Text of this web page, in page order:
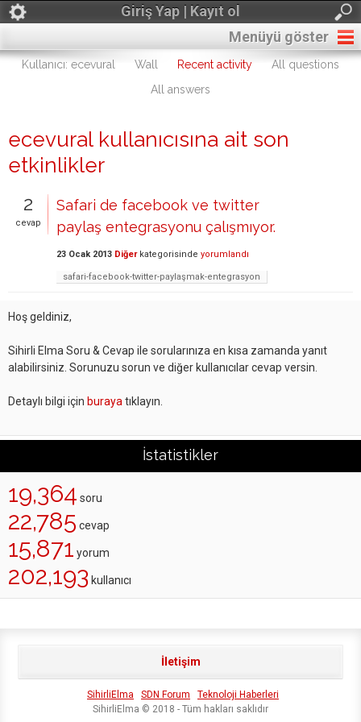
Giriş Yap | Kayıt ol
Menüyü göster
Kullanıcı: ecevural Wall Recent activity
All questions
All answers
ecevural kullanıcısına ait son
etkinlikler
2
cevap
Safari de facebook ve twitter
paylaş entegrasyonu çalışmıyor.
23 Ocak 2013 Diğerkategorisinde yorumlandı
safari-facebook-twitter-paylaşmak-entegrasyon
Hoş geldiniz,
Sihirli Elma Soru & Cevap ile sorularınıza en kısa zamanda yanıt
alabilirsiniz. Sorunuzu sorun ve diğer kullanıcılar cevap versin.
Detaylı bilgi için buraya tıklayın.
İstatistikler
19,364 soru
22,785 cevap
15,871 yorum
202,193 kullanıcı
İletişim
SihirliElma SDN Forum
Teknoloji Haberleri
SihirliElma © 2018 - Tüm hakları saklıdır